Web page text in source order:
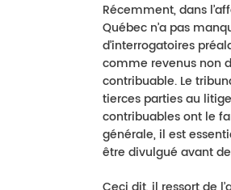
Récemment, dans
Québec n’a pas
d’interrogatoires
comme revenus non
contribuable. Le
tierces parties au
contribuables ont le
générale, il est
être divulgué avant